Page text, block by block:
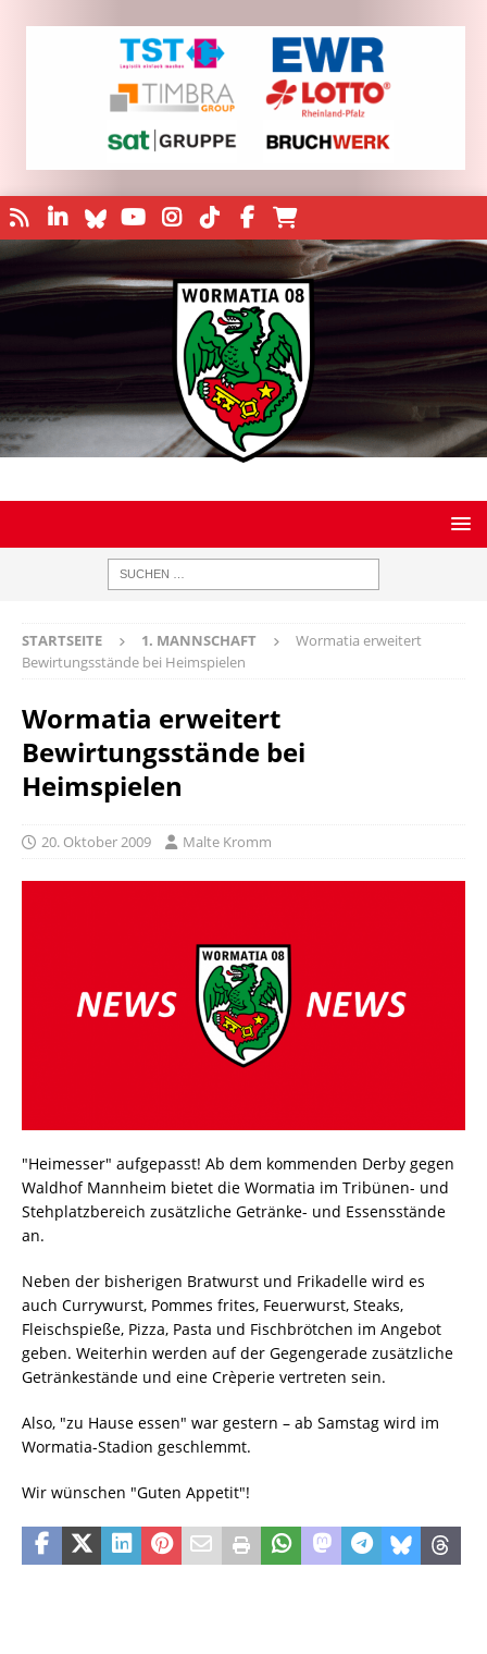
STARTSEITE 1. MANNSCHAFT
Wormatia erweitert
Bewirtungsstände bei Heimspielen
Wormatia erweitert
Bewirtungsstände bei
Heimspielen
20. Oktober 2009 Malte Kromm
"Heimesser" aufgepasst! Ab dem kommenden Derby gegen
Waldhof Mannheim bietet die Wormatia im Tribünen- und
Stehplatzbereich zusätzliche Getränke- und Essensstände
an.
Neben der bisherigen Bratwurst und Frikadelle wird es
auch Currywurst, Pommes frites, Feuerwurst, Steaks,
Fleischspieße, Pizza, Pasta und Fischbrötchen im Angebot
geben. Weiterhin werden auf der Gegengerade zusätzliche
Getränkestände und eine Crèperie vertreten sein.
Also, "zu Hause essen" war gestern – ab Samstag wird im
Wormatia-Stadion geschlemmt.
Wir wünschen "Guten Appetit"!